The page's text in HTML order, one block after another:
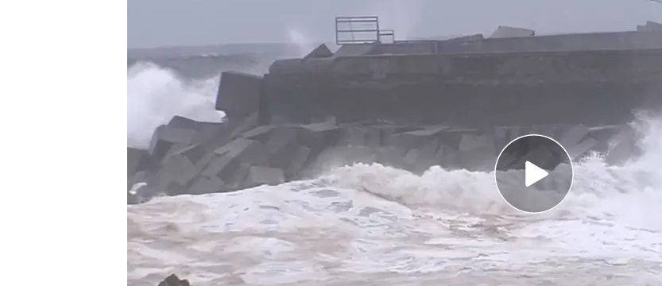
La borrasca Nelson deja dos personas muertas en Tarragona y dos en
Asturias
Una de las víctimas era un hombre de 32 años que se tiró al agua para
salvar a un menor
Un turista británico falleció en Asturias después de estar admirando el
mar desde el espigón
Compartir